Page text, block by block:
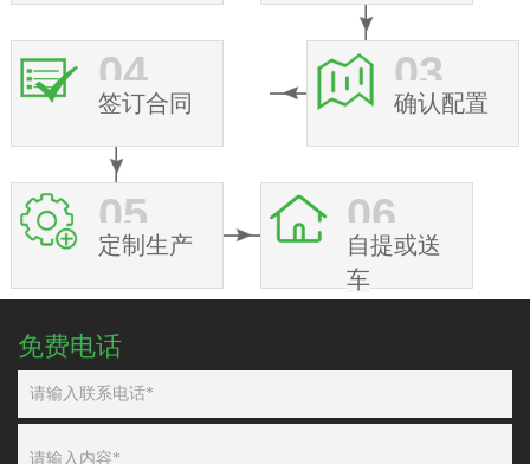
03
确认配置
04
签订合同
05
定制生产
06
自提或送
车
免费电话